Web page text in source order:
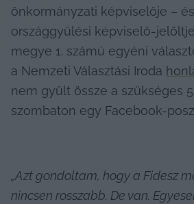
önkormányzati képviselője –
országgyűlési képviselő-
megye 1. számú egyéni
a Nemzeti Választási Iroda
nem gyűlt össze a szükséges
szombaton egy Facebook-
„Azt gondoltam, hogy a Fidesz
nincsen rosszabb. De van.